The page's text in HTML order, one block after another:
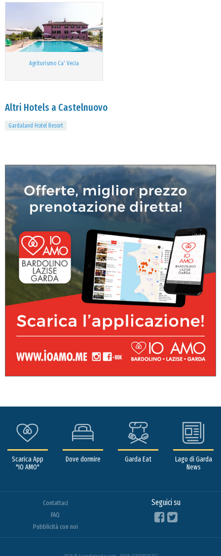
Agriturismo Ca' Vecia
Altri Hotels a Castelnuovo
Gardaland Hotel Resort
Scarica App
"IO AMO"
Dove dormire Garda Eat
Lago di Garda
News
Contattaci
FAQ
Pubblicità con noi
Seguici su